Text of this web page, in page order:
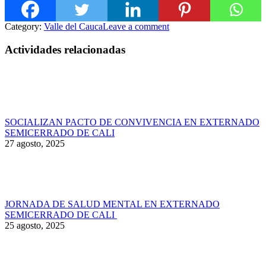
Category: Valle del CaucaLeave a comment
Actividades relacionadas
SOCIALIZAN PACTO DE CONVIVENCIA EN EXTERNADO
SEMICERRADO DE CALI
27 agosto, 2025
JORNADA DE SALUD MENTAL EN EXTERNADO
SEMICERRADO DE CALI
25 agosto, 2025